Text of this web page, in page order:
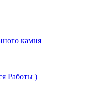
камня
Работы )